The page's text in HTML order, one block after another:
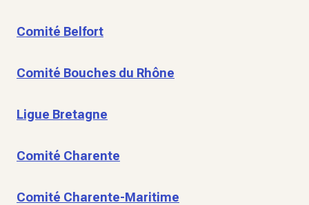
Comité Belfort
Comité Bouches du Rhône
Ligue Bretagne
Comité Charente
Comité Charente-Maritime